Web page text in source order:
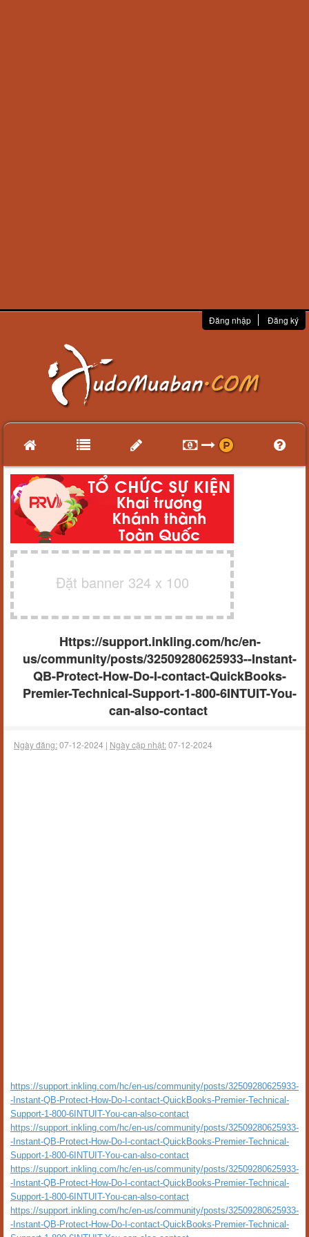
Đăng nhập Đăng ký
Đặt banner 324 x 100
Https://support.inkling.com/hc/en-
us/community/posts/32509280625933--Instant-
QB-Protect-How-Do-I-contact-QuickBooks-
Premier-Technical-Support-1-800-6INTUIT-You-
can-also-contact
Ngày đăng:07-12-2024 | Ngày cập nhật:07-12-2024
https://support.inkling.com/hc/en-us/community/posts/32509280625933-
-Instant-QB-Protect-How-Do-I-contact-QuickBooks-Premier-Technical-
Support-1-800-6INTUIT-You-can-also-contact
https://support.inkling.com/hc/en-us/community/posts/32509280625933-
-Instant-QB-Protect-How-Do-I-contact-QuickBooks-Premier-Technical-
Support-1-800-6INTUIT-You-can-also-contact
https://support.inkling.com/hc/en-us/community/posts/32509280625933-
-Instant-QB-Protect-How-Do-I-contact-QuickBooks-Premier-Technical-
Support-1-800-6INTUIT-You-can-also-contact
https://support.inkling.com/hc/en-us/community/posts/32509280625933-
-Instant-QB-Protect-How-Do-I-contact-QuickBooks-Premier-Technical-